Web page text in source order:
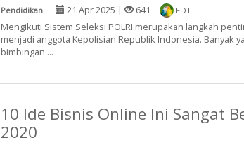
Pendidikan 21 Apr 2025 | 641 FDT
Mengikuti Sistem Seleksi POLRI merupakan langkah
menjadi anggota Kepolisian Republik Indonesia. Banyak
bimbingan ...
10 Ide Bisnis Online Ini Sangat
2020